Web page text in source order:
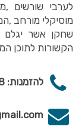
לערבי שורשים
מוסיקלי מורחב
שחקן אשר יגלם
הקשורות לתוכן
להזמנות: 052-4875118